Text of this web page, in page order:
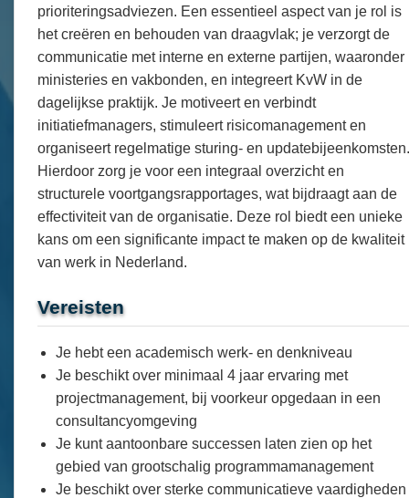
prioriteringsadviezen. Een essentieel aspect van je rol is
het creëren en behouden van draagvlak; je verzorgt de
communicatie met interne en externe partijen, waaronder
ministeries en vakbonden, en integreert KvW in de
dagelijkse praktijk. Je motiveert en verbindt
initiatiefmanagers, stimuleert risicomanagement en
organiseert regelmatige sturing- en updatebijeenkomsten.
Hierdoor zorg je voor een integraal overzicht en
structurele voortgangsrapportages, wat bijdraagt aan de
effectiviteit van de organisatie. Deze rol biedt een unieke
kans om een significante impact te maken op de kwaliteit
van werk in Nederland.
Vereisten
Je hebt een academisch werk- en denkniveau
Je beschikt over minimaal 4 jaar ervaring met
projectmanagement, bij voorkeur opgedaan in een
consultancyomgeving
Je kunt aantoonbare successen laten zien op het
gebied van grootschalig programmamanagement
Je beschikt over sterke communicatieve vaardigheden